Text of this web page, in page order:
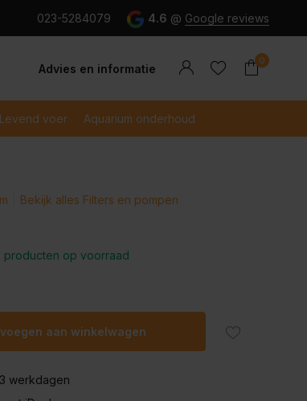
met iDeal
023-5284079 4.6 @ Google reviews
Advies en informatie
Account
0
Levend voer Aquarium onderhoud
Bekijk alles Filters en pompen
producten op voorraad
aan winkelwagen
werkdagen